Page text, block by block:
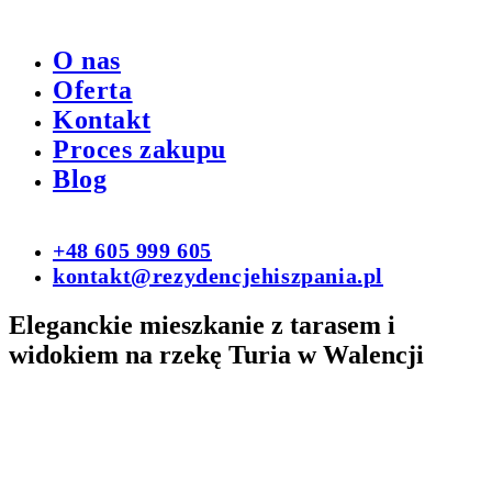
O nas
Oferta
Kontakt
Proces zakupu
Blog
+48 605 999 605
kontakt@rezydencjehiszpania.pl
Eleganckie mieszkanie z tarasem i
widokiem na rzekę Turia w Walencji